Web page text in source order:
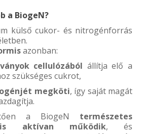
a BiogeN?
külső cukor- és nitrogénforrás
azonban:
cellulózából állítja elő a
szükséges cukrot,
megköti, így saját magát
a BiogeN természetes
is aktívan működik, és